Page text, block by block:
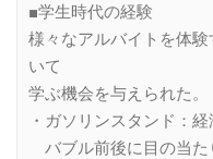
■学生時代の経験
様々なアルバイトを体
いて
学ぶ機会を与えられた。
・ガソリンスタンド：
バブル前後に目の当た